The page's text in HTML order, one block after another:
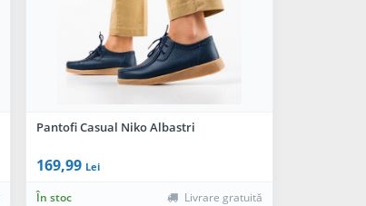
Pantofi Casual Niko Albastri
169,99 Lei
În stoc Livrare gratuită